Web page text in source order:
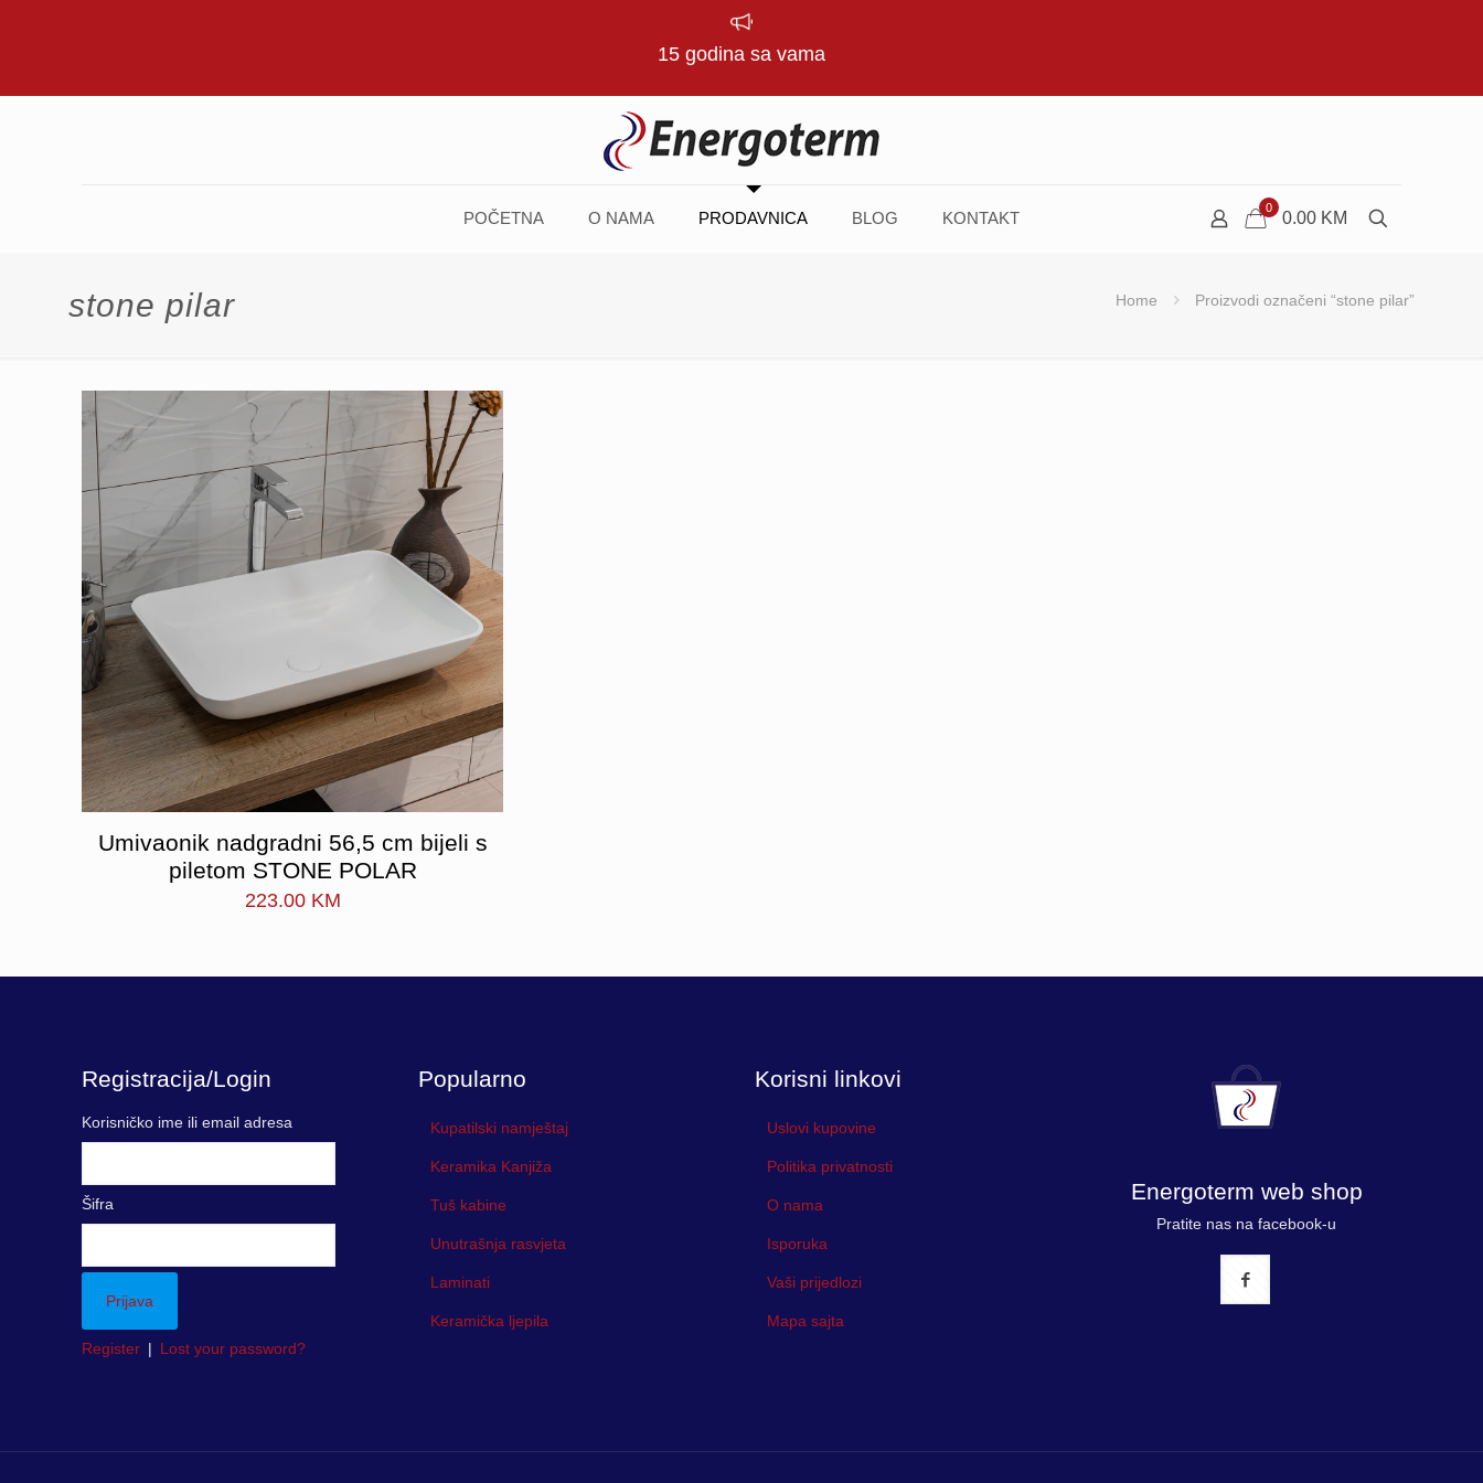
15 godina sa vama
POČETNA O NAMA PRODAVNICA BLOG KONTAKT
0
0.00 KM
stone pilar Home Proizvodi označeni “stone pilar”
Umivaonik nadgradni 56,5 cm bijeli s
piletom STONE POLAR
223.00 KM
Registracija/Login
Korisničko ime ili email adresa
Šifra
Register | Lost your password?
Popularno
Kupatilski namještaj
Keramika Kanjiža
Tuš kabine
Unutrašnja rasvjeta
Laminati
Keramička ljepila
Korisni linkovi
Uslovi kupovine
Politika privatnosti
O nama
Isporuka
Vaši prijedlozi
Mapa sajta
Energoterm web shop
Pratite nas na facebook-u